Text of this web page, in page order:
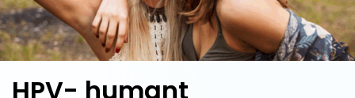
HPV- humant